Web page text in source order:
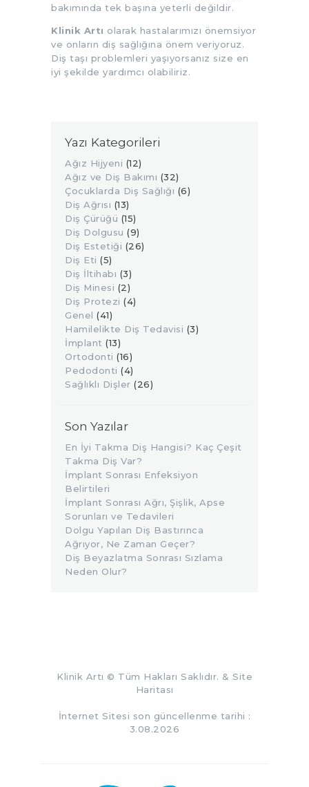
bakımında tek başına yeterli değildir.
Klinik Artı olarak hastalarımızı önemsiyor
ve onların diş sağlığına önem veriyoruz.
Diş taşı problemleri yaşıyorsanız size en
iyi şekilde yardımcı olabiliriz.
Yazı Kategorileri
Ağız Hijyeni (12)
Ağız ve Diş Bakımı (32)
Çocuklarda Diş Sağlığı (6)
Diş Ağrısı (13)
Diş Çürüğü (15)
Diş Dolgusu (9)
Diş Estetiği (26)
Diş Eti (5)
Diş İltihabı (3)
Diş Minesi (2)
Diş Protezi (4)
Genel (41)
Hamilelikte Diş Tedavisi (3)
İmplant (13)
Ortodonti (16)
Pedodonti (4)
Sağlıklı Dişler (26)
Son Yazılar
En İyi Takma Diş Hangisi? Kaç Çeşit
Takma Diş Var?
İmplant Sonrası Enfeksiyon
Belirtileri
İmplant Sonrası Ağrı, Şişlik, Apse
Sorunları ve Tedavileri
Dolgu Yapılan Diş Bastırınca
Ağrıyor, Ne Zaman Geçer?
Diş Beyazlatma Sonrası Sızlama
Neden Olur?
Klinik Artı © Tüm Hakları Saklıdır. & Site
Haritası
İnternet Sitesi son güncellenme tarihi :
3.08.2026